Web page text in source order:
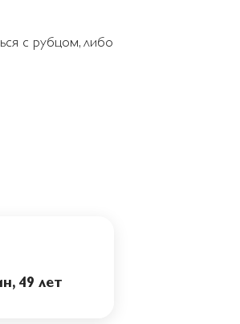
с рубцом, либо
49 лет